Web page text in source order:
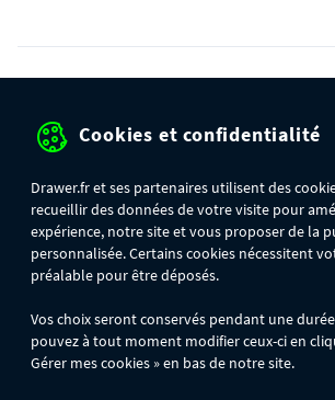
Mentions légales
Gérer mes cookies
commande :
- 30€ sur votre commande dès 300€ d'achat, avec le
- 50€ sur votre commande dès 500€ d'achat, avec le
Cookies et confidentialité
Drawer.fr et ses partenaires utilisent des
recueillir des données de votre visite pour
expérience, notre site et vous proposer de la
personnalisée. Certains cookies nécessitent
préalable pour être déposés.
Vos choix seront conservés pendant une
pouvez à tout moment modifier ceux-ci en
Gérer mes cookies » en bas de notre site.